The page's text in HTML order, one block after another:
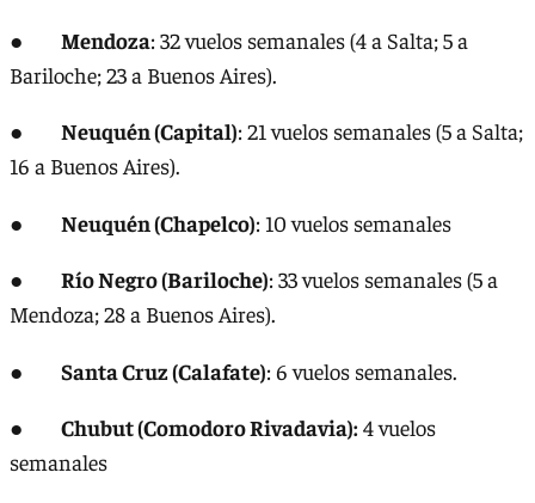
● Mendoza: 32 vuelos semanales (4 a Salta; 5 a
Bariloche; 23 a Buenos Aires).
● Neuquén (Capital): 21 vuelos semanales (5 a Salta;
16 a Buenos Aires).
● Neuquén (Chapelco): 10 vuelos semanales
● Río Negro (Bariloche): 33 vuelos semanales (5 a
Mendoza; 28 a Buenos Aires).
● Santa Cruz (Calafate): 6 vuelos semanales.
● Chubut (Comodoro Rivadavia):4 vuelos
semanales